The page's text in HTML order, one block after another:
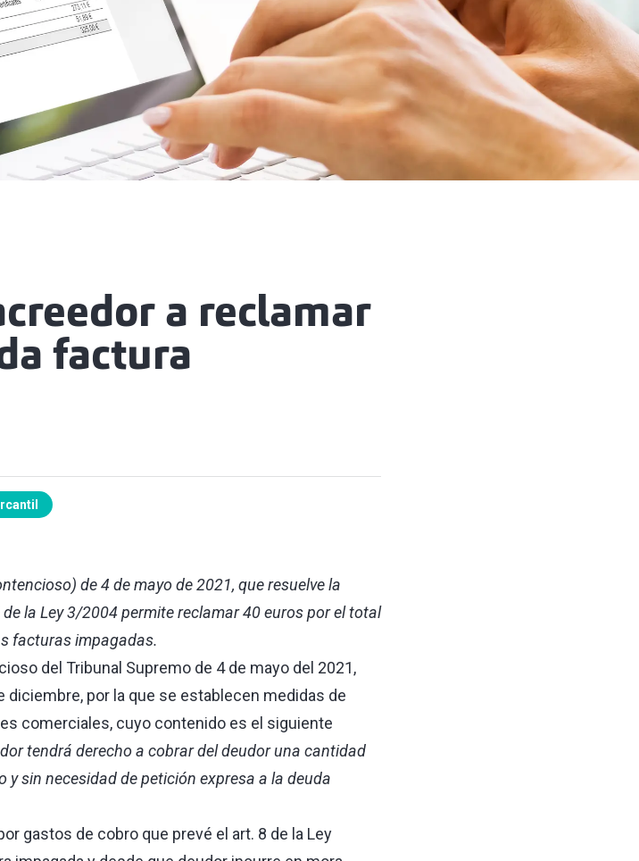
a reclamar
factura
de 4 de mayo de 2021, que resuelve la
la Ley 3/2004 permite reclamar 40 euros por el total
facturas impagadas.
del Tribunal Supremo de 4 de mayo del 2021,
diciembre, por la que se establecen medidas de
comerciales, cuyo contenido es el siguiente
tendrá derecho a cobrar del deudor una cantidad
y sin necesidad de petición expresa a la deuda
gastos de cobro que prevé el art. 8 de la Ley